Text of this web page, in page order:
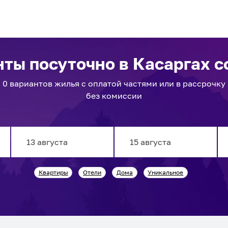
посуточно в Касаргах
0 вариантов жилья с оплатой частями или в рассрочку
без комиссии
forward
backward
Квартиры Отели Дома Уникальное